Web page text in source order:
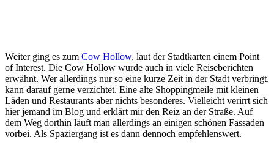
Weiter ging es zum Cow Hollow, laut der Stadtkarten einem Point
of Interest. Die Cow Hollow wurde auch in viele Reiseberichten
erwähnt. Wer allerdings nur so eine kurze Zeit in der Stadt verbringt,
kann darauf gerne verzichtet. Eine alte Shoppingmeile mit kleinen
Läden und Restaurants aber nichts besonderes. Vielleicht verirrt sich
hier jemand im Blog und erklärt mir den Reiz an der Straße. Auf
dem Weg dorthin läuft man allerdings an einigen schönen Fassaden
vorbei. Als Spaziergang ist es dann dennoch empfehlenswert.